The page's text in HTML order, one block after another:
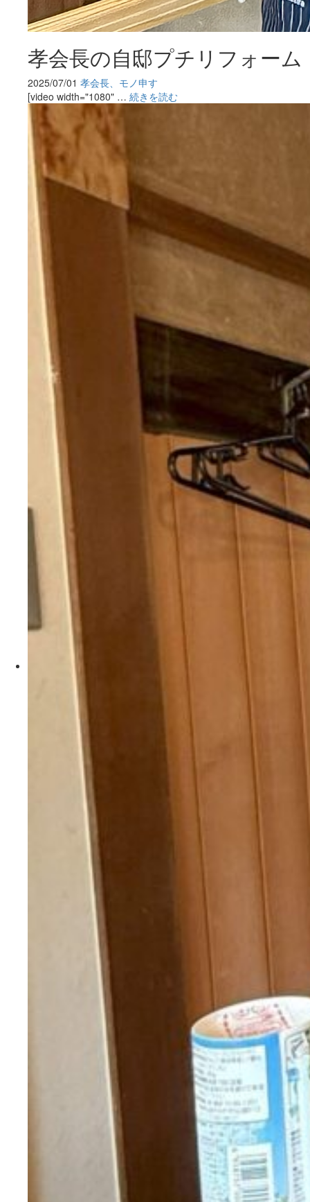
孝会長の自邸プチリフォーム
2025/07/01 孝会長、モノ申す
[video width="1080" … 続きを読む